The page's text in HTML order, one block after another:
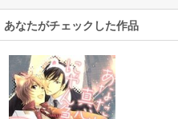
あなたがチェックした作品